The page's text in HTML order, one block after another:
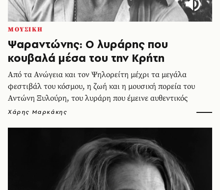
ΜΟΥΣΙΚΗ
Ψαραντώνης: Ο λυράρης που
κουβαλά μέσα του την Κρήτη
Από τα Ανώγεια και τον Ψηλορείτη μέχρι τα μεγάλα
φεστιβάλ του κόσμου, η ζωή και η μουσική πορεία του
Αντώνη Ξυλούρη, του λυράρη που έμεινε αυθεντικός
Χάρης Μαρκάκης